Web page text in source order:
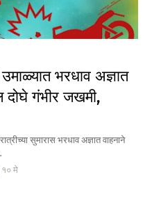
भरधाव अज्ञात
दोघे गंभीर जखमी,
सुमारास भरधाव अज्ञात वाहनाने
१० मे